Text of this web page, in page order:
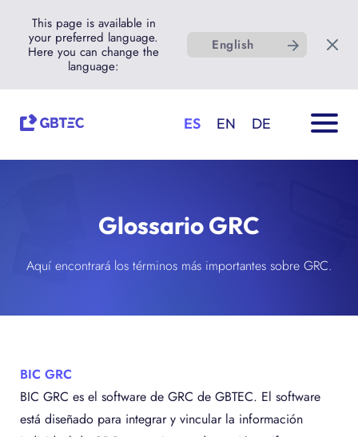
This page is available in
your preferred language.
Here you can change the
language:
English
ES EN DE
Glossario GRC
Aquí encontrará los términos más importantes sobre GRC.
BIC GRC
BIC GRC es el software de GRC de GBTEC. El software
está diseñado para integrar y vincular la información